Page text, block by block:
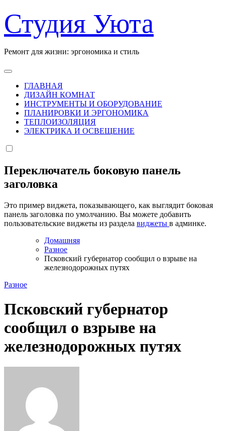
к
содержанию
Студия Уюта
Ремонт для жизни: эргономика и стиль
ГЛАВНАЯ
ДИЗАЙН КОМНАТ
ИНСТРУМЕНТЫ И ОБОРУДОВАНИЕ
ПЛАНИРОВКИ И ЭРГОНОМИКА
ТЕПЛОИЗОЛЯЦИЯ
ЭЛЕКТРИКА И ОСВЕЩЕНИЕ
Переключатель боковую панель
заголовка
Это пример виджета, показывающего, как выглядит боковая
панель заголовка по умолчанию. Вы можете добавить
пользовательские виджеты из раздела виджеты в админке.
Домашняя
Разное
Псковский губернатор сообщил о взрыве на
железнодорожных путях
Разное
Псковский губернатор
сообщил о взрыве на
железнодорожных путях